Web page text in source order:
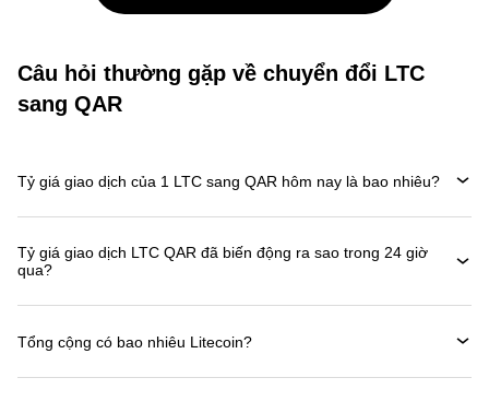
Câu hỏi thường gặp về chuyển đổi LTC
sang QAR
Tỷ giá giao dịch của 1 LTC sang QAR hôm nay là bao nhiêu?
Tỷ giá giao dịch LTC QAR đã biến động ra sao trong 24 giờ
qua?
Tổng cộng có bao nhiêu Litecoin?